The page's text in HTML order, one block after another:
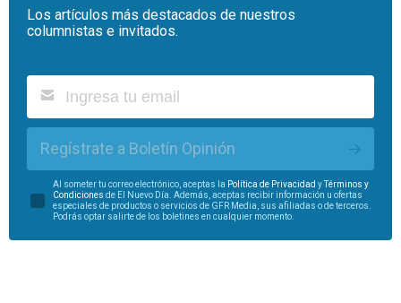
Los artículos más destacados de nuestros
columnistas e invitados.
Regístrate a Boletín Opinión
Al someter tu correo electrónico, aceptas la Política de Privacidad y
Términos y
Condiciones de El Nuevo Día. Además, aceptas recibir información u ofertas
especiales de productos o servicios de GFR Media, sus afiliadas o de terceros.
Podrás optar salirte de los boletines en cualquier momento.